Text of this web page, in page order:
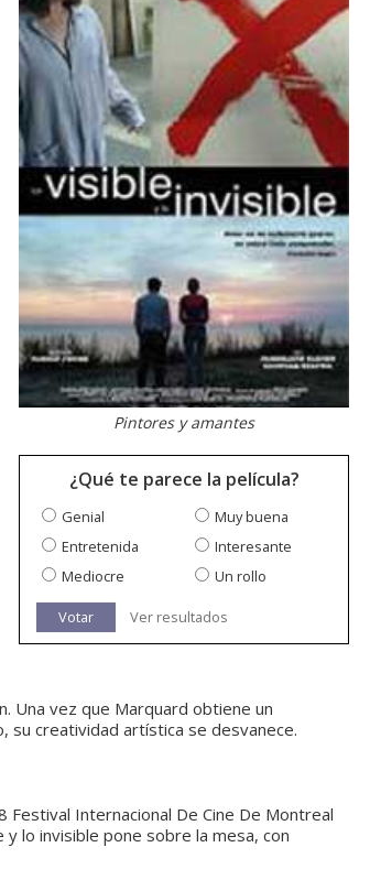
Pintores y amantes
¿Qué te parece la película?
Genial
Muy buena
Entretenida
Interesante
Mediocre
Un rollo
Votar Ver resultados
Una vez que Marquard obtiene un
su creatividad artística se desvanece.
Festival Internacional De Cine De Montreal
y lo invisible pone sobre la mesa, con